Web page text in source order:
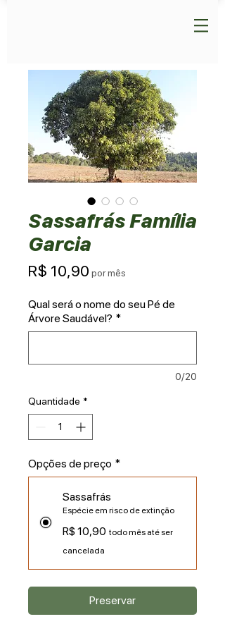
Sassafrás Família
Garcia
R$ 10,90Preço
por mês
Qual será o nome do seu Pé de
Árvore Saudável? *
0/20
Quantidade *
Opções de preço *
Sassafrás
Espécie em risco de extinção
R$ 10,90 todo mês até ser
cancelada
Preservar